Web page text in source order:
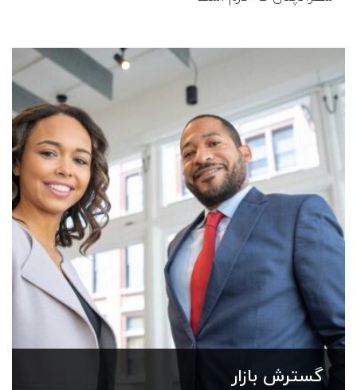
گسترش بازار